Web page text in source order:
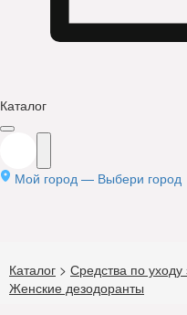
Каталог
Мой город — Выбери город
Каталог > Средства по уходу
Женские дезодоранты